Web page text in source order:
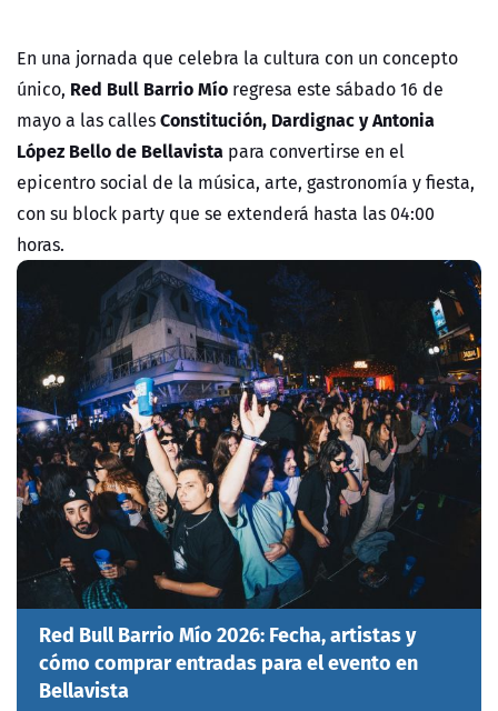
En una jornada que celebra la cultura con un concepto
único, Red Bull Barrio Mío regresa este sábado 16 de
mayo a las callesConstitución, Dardignac y Antonia
López Bello de Bellavista para convertirse en el
epicentro social de la música, arte, gastronomía y fiesta,
con su block party que se extenderá hasta las 04:00
horas.
Red Bull Barrio Mío 2026: Fecha, artistas y
cómo comprar entradas para el evento en
Bellavista